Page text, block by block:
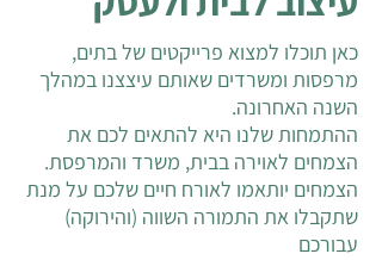
כאן תוכלו למצוא פרייקטים של בתים,
מרפסות ומשרדים שאותם עיצצנו במהלך
השנה האחרונה.
ההתמחות שלנו היא להתאים לכם את
הצמחים לאוירה בבית, משרד והמרפסת.
הצמחים יותאמו לאורח חיים שלכם על מנת
שתקבלו את התמורה השווה (והירוקה)
עבורכם